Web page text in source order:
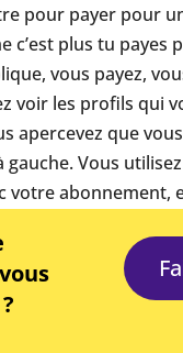
pour payer pour
c’est plus tu payes
vous payez,
voir les profils qui
apercevez que
gauche. Vous
votre abonnement,
pas trouvé
Puis plus rien. Donc
quand même 60€